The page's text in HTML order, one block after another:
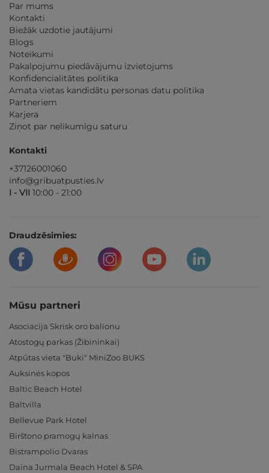
Par mums
Kontakti
Biežāk uzdotie jautājumi
Blogs
Noteikumi
Pakalpojumu piedāvājumu izvietojums
Konfidencialitātes politika
Amata vietas kandidātu personas datu politika
Partneriem
Karjera
Ziņot par nelikumīgu saturu
Kontakti
+37126001060
info@gribuatpusties.lv
I - VII 10:00 - 21:00
Draudzēsimies:
Mūsu partneri
Asociacija Skrisk oro balionu
Atostogų parkas (Žibininkai)
Atpūtas vieta "Buki" MiniZoo BUKS
Auksinės kopos
Baltic Beach Hotel
Baltvilla
Bellevue Park Hotel
Birštono pramogų kalnas
Bistrampolio Dvaras
Daina Jurmala Beach Hotel & SPA